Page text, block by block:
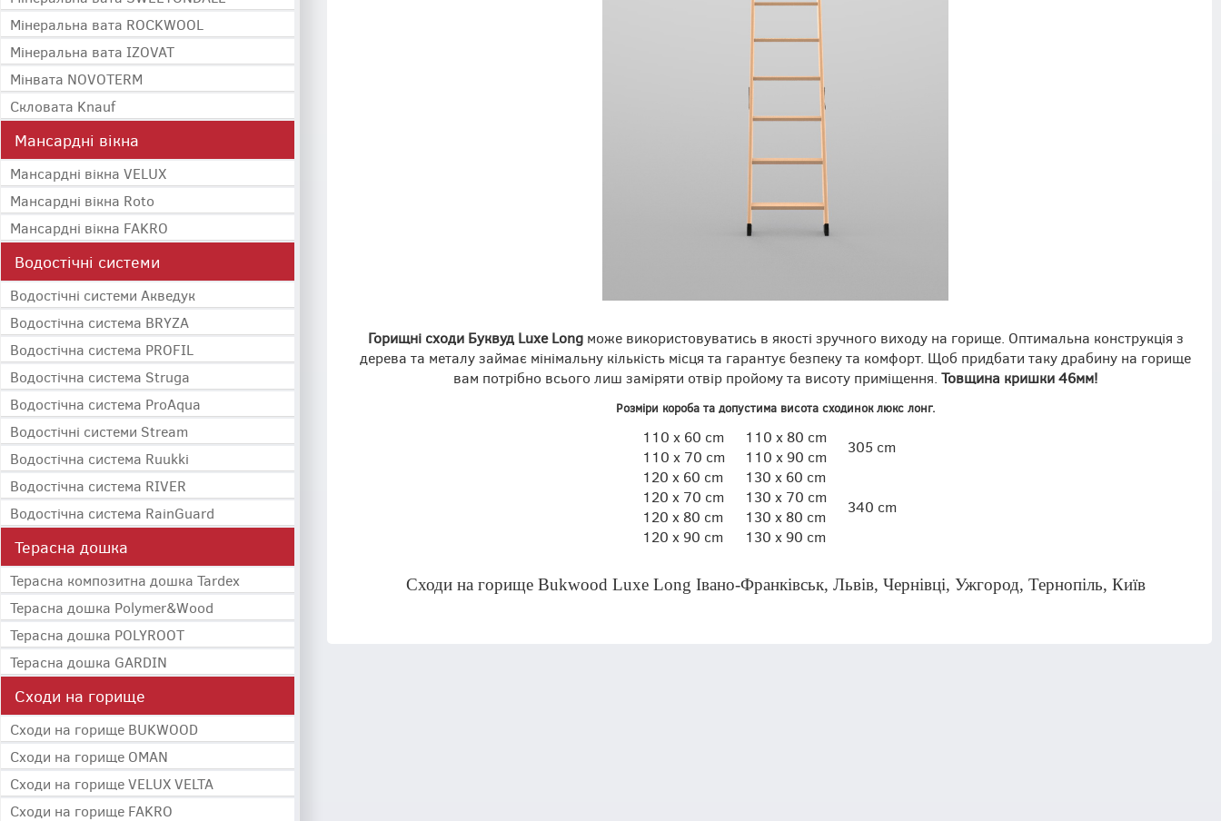
Мінеральна вата ROCKWOOL
Мінеральна вата IZOVAT
Мінвата NOVOTERM
Скловата Knauf
Мансардні вікна
Мансардні вікна VELUX
Мансардні вікна Roto
Мансардні вікна FAKRO
Водостічні системи
Водостічні системи Акведук
Водостічна система BRYZA
Водостічна система PROFIL
Водостічна система Struga
Водостічна система ProAqua
Водостічні системи Stream
Водостічна система Ruukki
Водостічна система RIVER
Водостічна система RainGuard
Терасна дошка
Терасна композитна дошка Tardex
Терасна дошка Polymer&Wood
Терасна дошка POLYROOT
Терасна дошка GARDIN
Сходи на горище
Сходи на горище BUKWOOD
Сходи на горище OMAN
Сходи на горище VELUX VELTA
Сходи на горище FAKRO
Горищні сходи Буквуд Luxe Long може використовуватись в якості зручного виходу на горище. Оптимальна конструкція з
дерева та металу займає мінімальну кількість місця та гарантує безпеку та комфорт. Щоб придбати таку драбину на горище
вам потрібно всього лиш заміряти отвір пройому та висоту приміщення.Товщина кришки 46мм!
Розміри короба та допустима висота сходинок люкс лонг.
110 x 60 cm 110 x 80 cm
305 cm
110 x 70 cm
110 x 90 cm
120 x 60 cm
130 x 60 cm
340 cm
120 x 70 cm
130 x 70 cm
120 x 80 cm
130 x 80 cm
120 x 90 cm
130 x 90 cm
Сходи на горище Bukwood Luxe Long Івано-Франківськ, Львів, Чернівці, Ужгород, Тернопіль, Київ